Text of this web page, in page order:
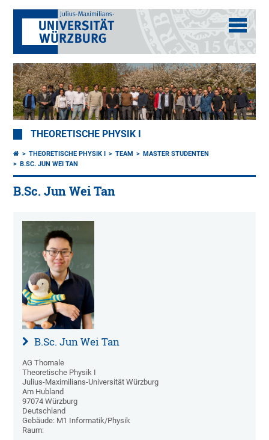
THEORETISCHE PHYSIK I
THEORETISCHE PHYSIK I TEAM
MASTER STUDENTEN
B.SC. JUN WEI TAN
B.Sc. Jun Wei Tan
B.Sc. Jun Wei Tan
AG Thomale
Theoretische Physik I
Julius-Maximilians-Universität Würzburg
Am Hubland
97074 Würzburg
Deutschland
Gebäude: M1 Informatik/Physik
Raum: